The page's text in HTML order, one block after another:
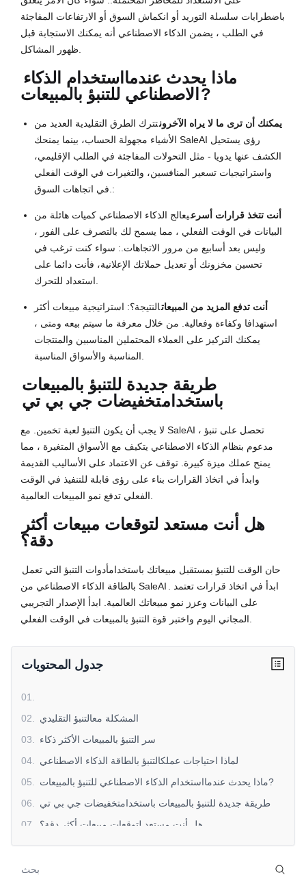
باضطرابات سلسلة التوريد أو انكماش السوق أو الارتفاعات المفاجئة
في الطلب ، يضمن الذكاء الاصطناعي أنه يمكنك الاستجابة قبل
ظهور المشاكل.
ماذا يحدث عندما استخدام الذكاء
الاصطناعي للتنبؤ بالمبيعات ?
يمكنك أن ترى ما لا يراه الآخرونتترك الطرق التقليدية العديد من
الأشياء مجهولة الحساب، بينما يمنحك SaleAI رؤى يستحيل
الكشف عنها يدويا - مثل التحولات المفاجئة في الطلب الإقليمي،
واستراتيجيات تسعير المنافسين، والتغيرات في الوقت الفعلي
في اتجاهات السوق.:
أنت تتخذ قرارات أسرعيعالج الذكاء الاصطناعي كميات هائلة من
البيانات في الوقت الفعلي ، مما يسمح لك بالتصرف على الفور ،
وليس بعد أسابيع من مرور الاتجاهات.: سواء كنت ترغب في
تحسين مخزونك أو تعديل حملاتك الإعلانية، فأنت دائما على
استعداد للتحرك.
أنت تدفع المزيد من المبيعاتالنتيجة؟: استراتيجية مبيعات أكثر
استهدافا وكفاءة وفعالية. من خلال معرفة ما سيتم بيعه ومتى ،
يمكنك التركيز على العملاء المحتملين المناسبين والمنتجات
المناسبة والأسواق المناسبة.
طريقة جديدة للتنبؤ بالمبيعات
باستخدامتخفيضات جي بي تي
لا يجب أن يكون التنبؤ لعبة تخمين. مع SaleAI ، تحصل على تنبؤ
مدعوم بنظام الذكاء الاصطناعي يتكيف مع الأسواق المتغيرة ، مما
يمنح عملك ميزة كبيرة. توقف عن الاعتماد على الأساليب القديمة
وابدأ في اتخاذ القرارات بناء على رؤى قابلة للتنفيذ في الوقت
الفعلي تدفع نمو المبيعات العالمية.
هل أنت مستعد لتوقعات مبيعات أكثر
دقة؟
حان الوقت للتنبؤ بمستقبل مبيعاتك باستخدامأدوات التنبؤ التي تعمل
بالطاقة الذكاء الاصطناعي من SaleAI . ابدأ في اتخاذ قرارات تعتمد
على البيانات وعزز نمو مبيعاتك العالمية. ابدأ الإصدار التجريبي
المجاني اليوم واختبر قوة التنبؤ بالمبيعات في الوقت الفعلي.
جدول المحتويات
01
02
المشكلة معالتنبؤ التقليدي
03
سر التنبؤ بالمبيعات الأكثر ذكاء
04
لماذا احتياجات عملكالتنبؤ بالطاقة الذكاء الاصطناعي
05
ماذا يحدث عندمااستخدام الذكاء الاصطناعي للتنبؤ بالمبيعات?
06
طريقة جديدة للتنبؤ بالمبيعات باستخدامتخفيضات جي بي تي
07
هل أنت مستعد لتوقعات مبيعات أكثر دقة؟